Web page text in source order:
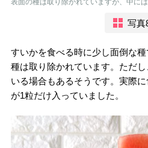
表面の種は取り除かれていますが、中に
写真
すいかを食べる時に少し面倒な
種は取り除かれています。ただ
いる場合もあるそうです。実際
が1粒だけ入っていました。